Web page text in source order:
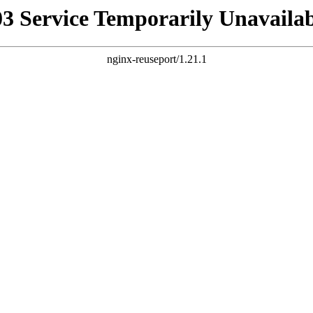
Service Temporarily
nginx-reuseport/1.21.1